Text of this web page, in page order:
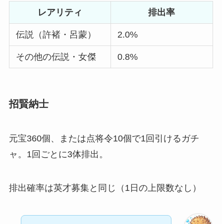
レアリティ 排出率
伝説（許褚・呂蒙） 2.0%
その他の伝説・女傑 0.8%
招賢納士
元宝360個、または点将令10個で1回引けるガチ
ャ。1回ごとに3体排出。
排出確率は英才募集と同じ（1日の上限数なし）